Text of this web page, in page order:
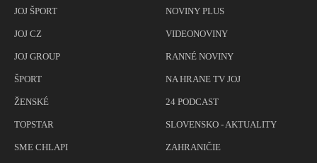
JOJ ŠPORT
JOJ CZ
JOJ GROUP
ŠPORT
ŽENSKÉ
TOPSTAR
SME CHLAPI
NOVINY PLUS
VIDEONOVINY
RANNÉ NOVINY
NA HRANE TV JOJ
24 PODCAST
SLOVENSKO - AKTUALITY
ZAHRANIČIE